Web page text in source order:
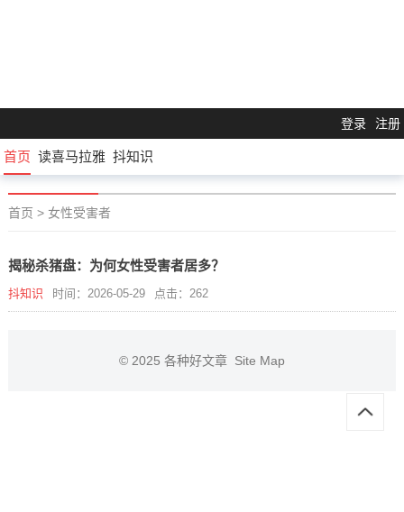
登录 注册
首页 读喜马拉雅 抖知识
首页 > 女性受害者
揭秘杀猪盘：为何女性受害者居多？
抖知识 时间：2026-05-29 点击：262
© 2025 各种好文章 Site Map